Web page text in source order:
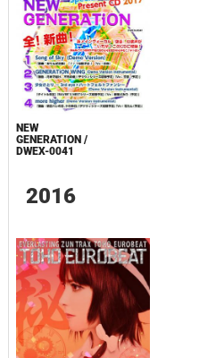
NEW
GENERATION /
DWEX-0041
2016